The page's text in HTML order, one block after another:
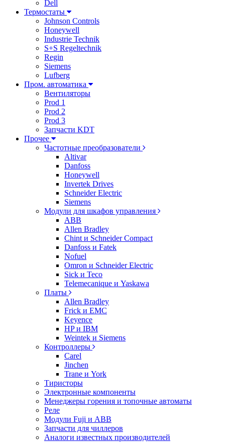
Dell
Термостаты
Johnson Controls
Honeywell
Industrie Technik
S+S Regeltechnik
Regin
Siemens
Lufberg
Пром. автоматика
Вентиляторы
Prod 1
Prod 2
Prod 3
Запчасти KDT
Прочее
Частотные преобразователи
Altivar
Danfoss
Honeywell
Invertek Drives
Schneider Electric
Siemens
Модули для шкафов управления
ABB
Allen Bradley
Chint и Schneider Compact
Danfoss и Fatek
Nofuel
Omron и Schneider Electric
Sick и Teco
Telemecanique и Yaskawa
Платы
Allen Bradley
Frick и EMC
Keyence
HP и IBM
Weintek и Siemens
Контроллеры
Carel
Jinchen
Trane и York
Тиристоры
Электронные компоненты
Менеджеры горения и топочные автоматы
Реле
Модули Fuji и ABB
Запчасти для чиллеров
Аналоги известных производителей